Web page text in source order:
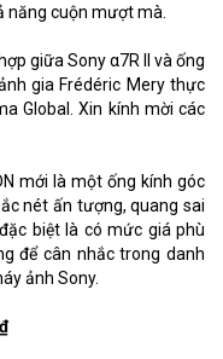
năng cuộn mượt mà.
giữa Sony α7R II và ống
gia Frédéric Mery thực
Global. Xin kính mời các
mới là một ống kính góc
nét ấn tượng, quang sai
biệt là có mức giá phù
để cân nhắc trong danh
ảnh Sony.